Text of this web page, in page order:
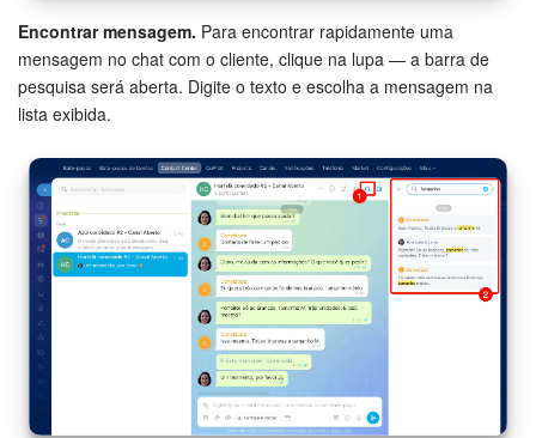
Encontrar mensagem. Para encontrar rapidamente uma
mensagem no chat com o cliente, clique na lupa — a barra de
pesquisa será aberta. Digite o texto e escolha a mensagem na
lista exibida.